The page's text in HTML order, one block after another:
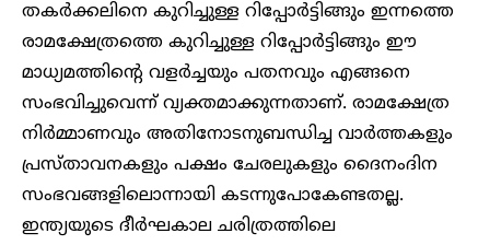
തകർക്കലിനെ കുറിച്ചുള്ള റിപ്പോർട്ടിങ്ങും ഇന്നത്തെ
രാമക്ഷേത്രത്തെ കുറിച്ചുള്ള റിപ്പോർട്ടിങ്ങും ഈ
മാധ്യമത്തിന്റെ വളർച്ചയും പതനവും എങ്ങനെ
സംഭവിച്ചുവെന്ന് വ്യക്തമാക്കുന്നതാണ്. രാമക്ഷേത്ര
നിർമ്മാണവും അതിനോടനുബന്ധിച്ച വാർത്തകളും
പ്രസ്താവനകളും പക്ഷം ചേരലുകളും ദെെനംദിന
സംഭവങ്ങളിലൊന്നായി കടന്നുപോകേണ്ടതല്ല.
ഇന്ത്യയുടെ ദീർഘകാല ചരിത്രത്തിലെ